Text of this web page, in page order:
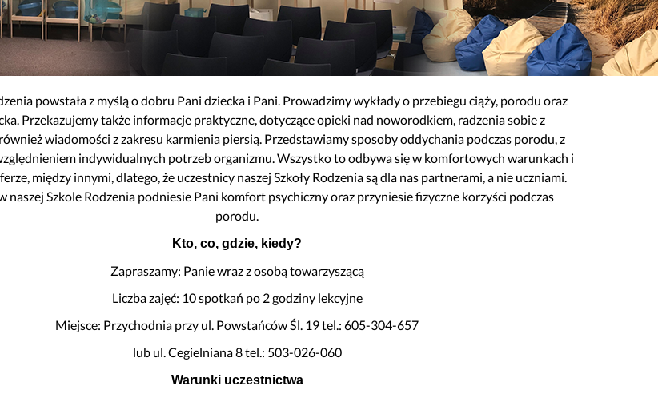
endoskopowych
4
19
powstała z myślą o dobru Pani dziecka i Pani. Prowadzimy wykłady o przebiegu ciąży, porodu oraz
Przekazujemy także informacje praktyczne, dotyczące opieki nad noworodkiem, radzenia sobie z
wiadomości z zakresu karmienia piersią. Przedstawiamy sposoby oddychania podczas porodu, z
indywidualnych potrzeb organizmu. Wszystko to odbywa się w komfortowych warunkach i
między innymi, dlatego, że uczestnicy naszej Szkoły Rodzenia są dla nas partnerami, a nie uczniami.
naszej Szkole Rodzenia podniesie Pani komfort psychiczny oraz przyniesie fizyczne korzyści podczas
porodu.
Kto, co, gdzie, kiedy?
Zapraszamy: Panie wraz z osobą towarzyszącą
Liczba zajęć: 10 spotkań po 2 godziny lekcyjne
Miejsce: Przychodnia przy ul. Powstańców Śl. 19 tel.: 605-304-657
lub ul. Cegielniana 8 tel.: 503-026-060
Warunki uczestnictwa